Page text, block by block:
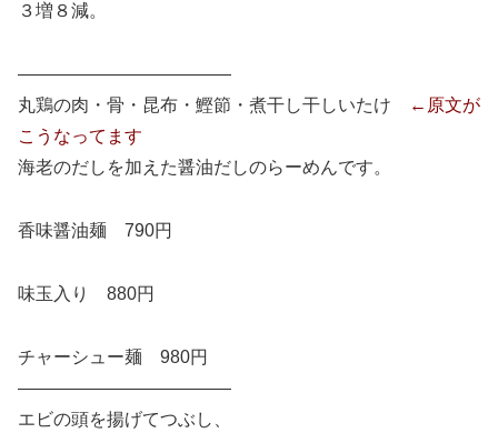
３増８減。
————————————
丸鶏の肉・骨・昆布・鰹節・煮干し干しいたけ
←原文が
こうなってます
海老のだしを加えた醤油だしのらーめんです。
香味醤油麺 790円
味玉入り 880円
チャーシュー麺 980円
————————————
エビの頭を揚げてつぶし、